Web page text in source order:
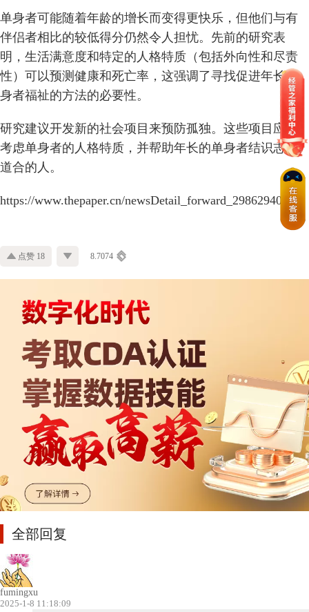
单身者可能随着年龄的增长而变得更快乐，但他们与有
伴侣者相比的较低得分仍然令人担忧。先前的研究表
明，生活满意度和特定的人格特质（包括外向性和尽责
性）可以预测健康和死亡率，这强调了寻找促进年长单
身者福祉的方法的必要性。
研究建议开发新的社会项目来预防孤独。这些项目应当
考虑单身者的人格特质，并帮助年长的单身者结识志同
道合的人。
https://www.thepaper.cn/newsDetail_forward_29862940
点赞 18 8.7074
全部回复
fumingxu
2025-1-8 11:18:09